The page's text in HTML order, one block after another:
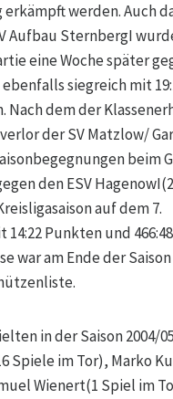
erkämpft werden. Auch
Aufbau SternbergI
eine Woche später
siegreich mit
Nach dem der
der SV Matzlow/
beim
den ESV
auf dem 7.
Punkten und
war am Ende der
in der Saison 2004/
Spiele im Tor), Marko
Wienert(1 Spiel im